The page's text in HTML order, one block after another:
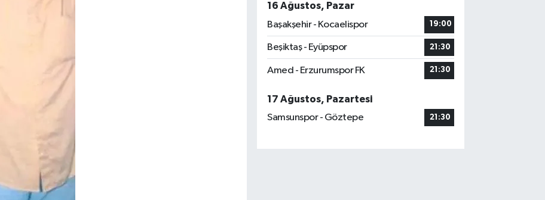
16 Ağustos, Pazar
Başakşehir - Kocaelispor
19:00
Beşiktaş - Eyüpspor 21:30
Amed - Erzurumspor FK 21:30
17 Ağustos, Pazartesi
Samsunspor - Göztepe
21:30